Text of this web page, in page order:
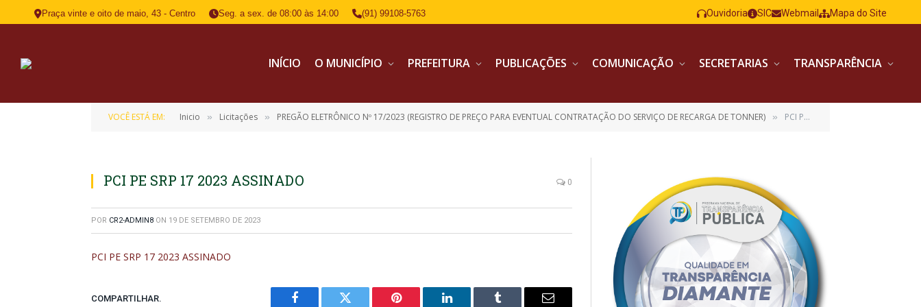
Praça vinte e oito de maio, 43 - Centro Seg. a sex. de 08:00 às 14:00 (91) 99108-5763 Ouvidoria SIC Webmail Mapa do Site
INÍCIO O MUNICÍPIO PREFEITURA PUBLICAÇÕES COMUNICAÇÃO SECRETARIAS TRANSPARÊNCIA
VOCÊ ESTÁ EM: Inicio » Licitações » PREGÃO ELETRÔNICO Nº 17/2023 (REGISTRO DE PREÇO PARA EVENTUAL CONTRATAÇÃO DO SERVIÇO DE RECARGA DE TONNER) » PCI PE SRP 17 2023 ASSINADO
PCI PE SRP 17 2023 ASSINADO 0
POR CR2-ADMIN8 ON 19 DE SETEMBRO DE 2023
PCI PE SRP 17 2023 ASSINADO
COMPARTILHAR.